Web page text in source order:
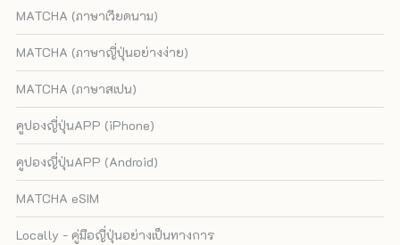
MATCHA (ภาษาเวียดนาม)
MATCHA (ภาษาญี่ปุ่นอย่างง่าย)
MATCHA (ภาษาสเปน)
คูปองญี่ปุ่นAPP (iPhone)
คูปองญี่ปุ่นAPP (Android)
MATCHA eSIM
Locally - คู่มือญี่ปุ่นอย่างเป็นทางการ